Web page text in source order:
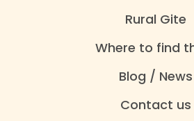
Rural Gite
Where to find
Blog / News
Contact us